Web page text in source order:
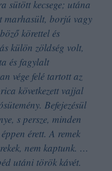
sütött kecsege; utána
marhasült, borjú vagy
körettel és
külön zöldség volt,
és fagylalt
vége felé tartott az
következett vajjal
Befejezésül
s persze, minden
érett. A remek
nem kaptunk. …
utáni török kávét.